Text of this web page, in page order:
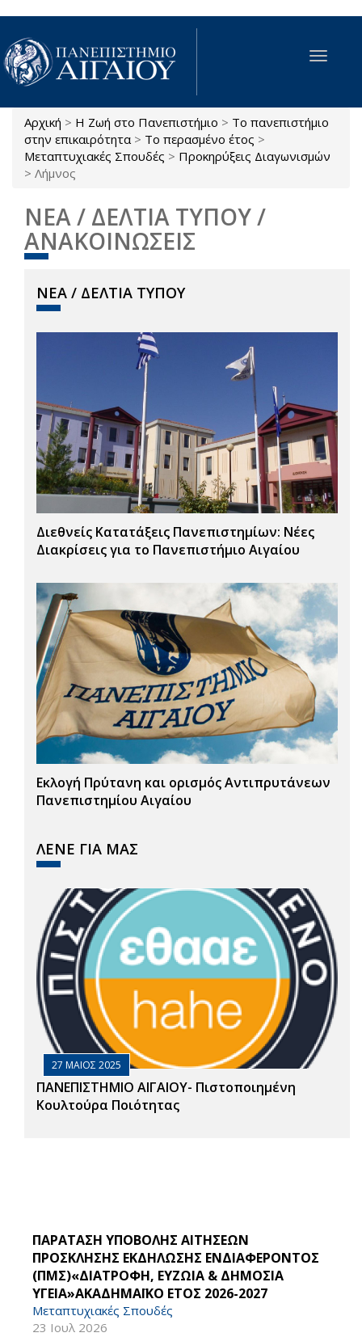
Παράκαμψη προς το κυρίως περιεχόμενο
Toggle
Είστε εδώ
Αρχική > Η Ζωή στο Πανεπιστήμιο > Το πανεπιστήμιο
στην επικαιρότητα > Το περασμένο έτος >
Μεταπτυχιακές Σπουδές > Προκηρύξεις Διαγωνισμών
> Λήμνος
ΝΕΑ / ΔΕΛΤΙΑ ΤΥΠΟΥ /
ΑΝΑΚΟΙΝΩΣΕΙΣ
ΝΕΑ / ΔΕΛΤΙΑ ΤΥΠΟΥ
Διεθνείς Κατατάξεις Πανεπιστημίων: Νέες
Διακρίσεις για το Πανεπιστήμιο Αιγαίου
Εκλογή Πρύτανη και ορισμός Αντιπρυτάνεων
Πανεπιστημίου Αιγαίου
ΛΕΝΕ ΓΙΑ ΜΑΣ
27 ΜΑΙΟΣ 2025
ΠΑΝΕΠΙΣΤΗΜΙΟ ΑΙΓΑΙΟΥ- Πιστοποιημένη
Κουλτούρα Ποιότητας
ΠΑΡΑΤΑΣΗ ΥΠΟΒΟΛΗΣ ΑΙΤΗΣΕΩΝ
ΠΡΟΣΚΛΗΣΗΣ ΕΚΔΗΛΩΣΗΣ ΕΝΔΙΑΦΕΡΟΝΤΟΣ
(ΠΜΣ)«ΔΙΑΤΡΟΦΗ, ΕΥΖΩΙΑ & ΔΗΜΟΣΙΑ
ΥΓΕΙΑ»ΑΚΑΔΗΜΑΪΚΟ ΕΤΟΣ 2026-2027
Μεταπτυχιακές Σπουδές
23 Ιουλ 2026